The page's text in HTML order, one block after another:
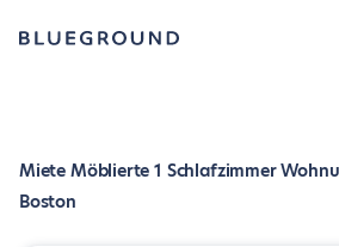
Miete Möblierte 1 Schlafzimmer
Boston